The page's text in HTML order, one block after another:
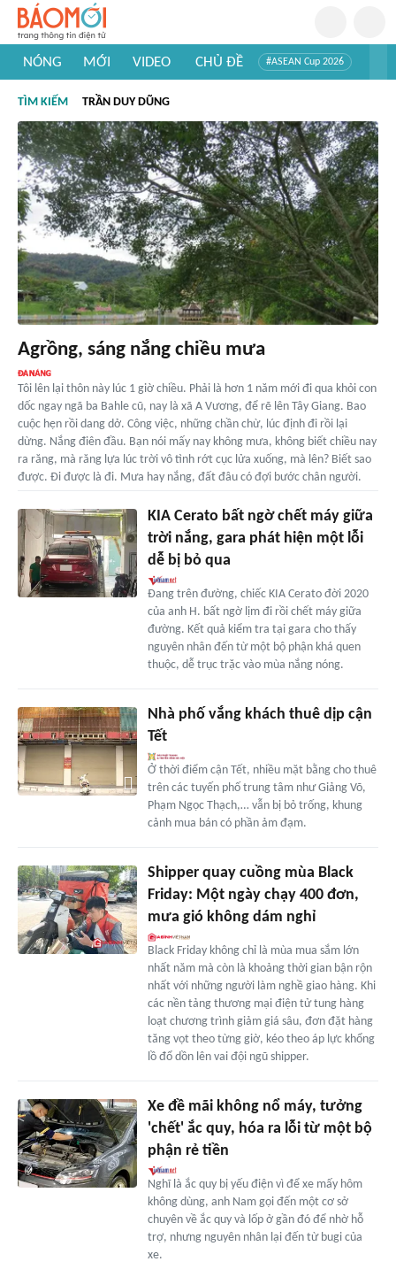
NÓNG MỚI VIDEO CHỦ ĐỀ #ASEAN Cup 2026
#Khám phá thế giới
TÌM KIẾM TRẦN DUY DŨNG
Agrồng, sáng nắng chiều mưa
Tôi lên lại thôn này lúc 1 giờ chiều. Phải là hơn 1 năm mới đi qua khỏi con
dốc ngay ngã ba Bahle cũ, nay là xã A Vương, để rẽ lên Tây Giang. Bao
cuộc hẹn rồi dang dở. Công việc, những chần chừ, lúc định đi rồi lại
dừng. Nắng điên đầu. Bạn nói mấy nay không mưa, không biết chiều nay
ra răng, mà răng lựa lúc trời vô tình rớt cục lửa xuống, mà lên? Biết sao
được. Đi được là đi. Mưa hay nắng, đất đâu có đợi bước chân người.
KIA Cerato bất ngờ chết máy giữa
trời nắng, gara phát hiện một lỗi
dễ bị bỏ qua
Đang trên đường, chiếc KIA Cerato đời 2020
của anh H. bất ngờ lịm đi rồi chết máy giữa
đường. Kết quả kiểm tra tại gara cho thấy
nguyên nhân đến từ một bộ phận khá quen
thuộc, dễ trục trặc vào mùa nắng nóng.
Nhà phố vắng khách thuê dịp cận
Tết
Ở thời điểm cận Tết, nhiều mặt bằng cho thuê
trên các tuyến phố trung tâm như Giảng Võ,
Phạm Ngọc Thạch,… vẫn bị bỏ trống, khung
cảnh mua bán có phần ảm đạm.
Shipper quay cuồng mùa Black
Friday: Một ngày chạy 400 đơn,
mưa gió không dám nghỉ
Black Friday không chỉ là mùa mua sắm lớn
nhất năm mà còn là khoảng thời gian bận rộn
nhất với những người làm nghề giao hàng. Khi
các nền tảng thương mại điện tử tung hàng
loạt chương trình giảm giá sâu, đơn đặt hàng
tăng vọt theo từng giờ, kéo theo áp lực khổng
lồ đổ dồn lên vai đội ngũ shipper.
Xe đề mãi không nổ máy, tưởng
'chết' ắc quy, hóa ra lỗi từ một bộ
phận rẻ tiền
Nghĩ là ắc quy bị yếu điện vì để xe mấy hôm
không dùng, anh Nam gọi đến một cơ sở
chuyên về ắc quy và lốp ở gần đó để nhờ hỗ
trợ, nhưng nguyên nhân lại đến từ bugi của
xe.